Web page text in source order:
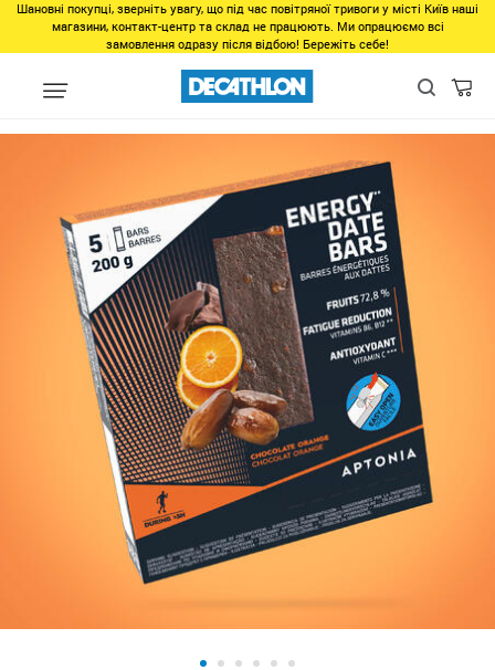
Шановні покупці, зверніть увагу, що під час повітряної тривоги у місті Київ наші
магазини, контакт-центр та склад не працюють. Ми опрацюємо всі
замовлення одразу після відбою! Бережіть себе!
Виды спорта Бег, Cпортивная ходьба Спортивне